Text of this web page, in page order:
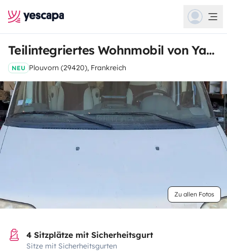
Teilintegriertes Wohnmobil von Yann
NEU Plouvorn (29420), Frankreich
Zu allen Fotos
4 Sitzplätze mit Sicherheitsgurt
Sitze mit Sicherheitsgurten